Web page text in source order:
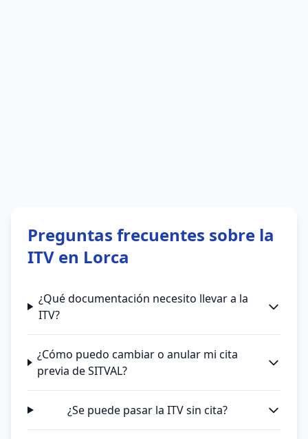
Preguntas frecuentes sobre la
ITV en Lorca
¿Qué documentación necesito llevar a la
ITV?
¿Cómo puedo cambiar o anular mi cita
previa de SITVAL?
¿Se puede pasar la ITV sin cita?